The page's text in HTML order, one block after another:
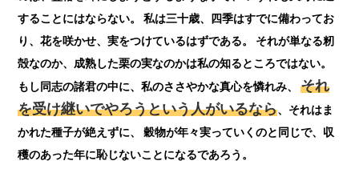
することにはならない。 私は三十歳、四季はすでに備わってお
り、花を咲かせ、実をつけているはずである。 それが単なる籾
殻なのか、成熟した栗の実なのかは私の知るところではない。
もし同志の諸君の中に、私のささやかな真心を憐れみ、それ
を受け継いでやろうという人がいるなら、それはま
かれた種子が絶えずに、 穀物が年々実っていくのと同じで、収
穫のあった年に恥じないことになるであろう。